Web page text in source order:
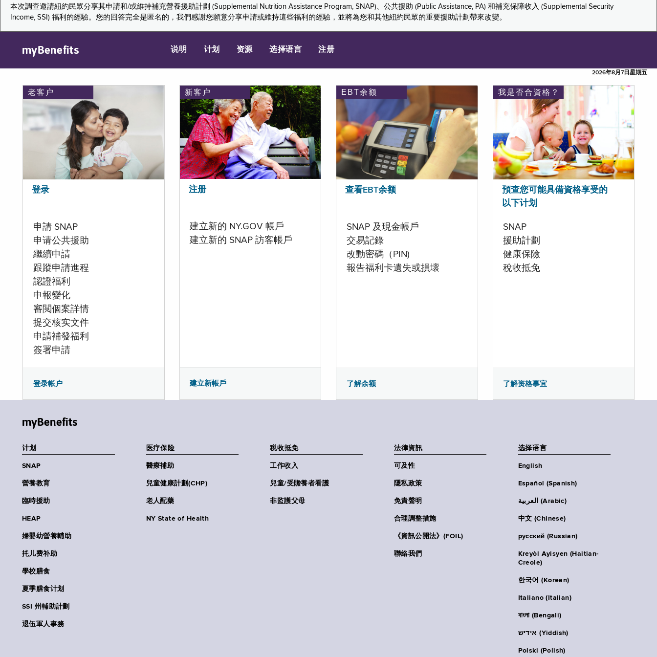
本次調查邀請紐約民眾分享其申請和/或維持補充營養援助計劃 (Supplemental Nutrition Assistance Program, SNAP)、公共援助 (Public Assistance, PA) 和補充保障收入 (Supplemental Security
Income, SSI) 福利的經驗。您的回答完全是匿名的，我們感謝您願意分享申請或維持這些福利的經驗，並將為您和其他紐約民眾的重要援助計劃帶來改變。
myBenefits 说明 计划 资源 选择语言 注册
2026年8月7日星期五
老客户
登录
申請 SNAP
申请公共援助
繼續申請
跟蹤申請進程
認證福利
申報變化
審閲個案詳情
提交核实文件
申請補發福利
簽署申請
登录帐户
新客户
注册
建立新的 NY.GOV 帳戶
建立新的 SNAP 訪客帳戶
建立新帳戶
EBT余额
查看EBT余额
SNAP 及現金帳戶
交易記錄
改動密碼（PIN)
報告福利卡遺失或損壞
了解余额
我是否合資格？
預查您可能具備資格享受的
以下计划
SNAP
援助計劃
健康保險
稅收抵免
了解资格事宜
myBenefits
计划
SNAP
營養教育
臨時援助
HEAP
婦嬰幼營養輔助
扥儿费补助
學校膳食
夏季膳食计划
SSI 州輔助計劃
退伍軍人事務
医疗保险
醫療補助
兒童健康計劃(CHP)
老人配藥
NY State of Health
税收抵免
工作收入
兒童/受贍養者看護
非監護父母
法律資訊
可及性
隱私政策
免責聲明
合理調整措施
《資訊公開法》(FOIL)
聯絡我們
选择语言
English
Español (Spanish)
العربية (Arabic)
中文 (Chinese)
русский (Russian)
Kreyòl Ayisyen (Haitian-
Creole)
한국어 (Korean)
Italiano (Italian)
বাংলা (Bengali)
אידיש (Yiddish)
Polski (Polish)